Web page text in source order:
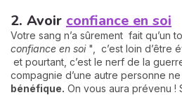
2. Avoir confiance en soi
Votre sang n’a sûrement fait qu’un
confiance en soi", c’est loin d’être
et pourtant, c’est le nerf de la
compagnie d’une autre personne
bénéfique. On vous aura prévenu !